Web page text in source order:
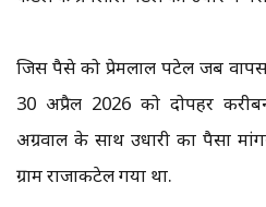
जिस पैसे को प्रेमलाल पटेल जब
30 अप्रैल 2026 को दोपहर
अग्रवाल के साथ उधारी का पैसा
ग्राम राजाकटेल गया था.